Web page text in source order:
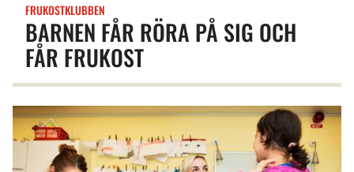
BARNEN FÅR RÖRA PÅ SIG OCH
FÅR FRUKOST
FRUKOSTKLUBBEN